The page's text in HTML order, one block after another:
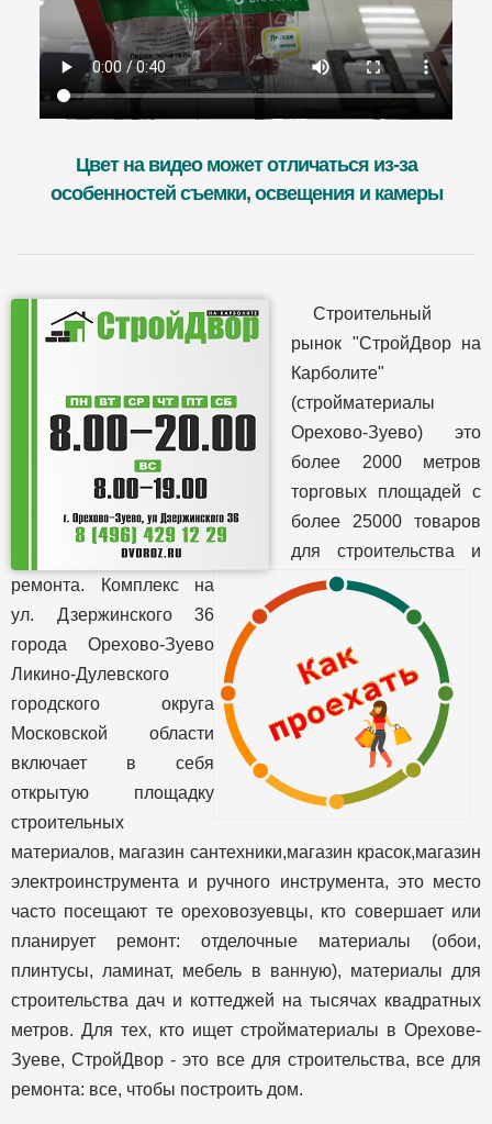
Цвет на видео может отличаться из-за
особенностей съемки, освещения и камеры
Строительный
рынок "СтройДвор на
Карболите"
(стройматериалы
Орехово-Зуево) это
более 2000 метров
торговых площадей с
более 25000 товаров
для строительства и
ремонта. Комплекс на
ул. Дзержинского 36
города Орехово-Зуево
Ликино-Дулевского
городского округа
Московской области
включает в себя
открытую площадку
строительных
материалов, магазин сантехники,магазин красок,магазин
электроинструмента и ручного инструмента, это место
часто посещают те ореховозуевцы, кто совершает или
планирует ремонт: отделочные материалы (обои,
плинтусы, ламинат, мебель в ванную), материалы для
строительства дач и коттеджей на тысячах квадратных
метров. Для тех, кто ищет стройматериалы в Орехове-
Зуеве, СтройДвор - это все для строительства, все для
ремонта: все, чтобы построить дом.